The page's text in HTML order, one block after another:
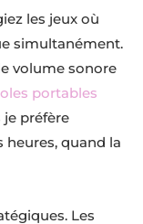
les jeux où
simultanément.
volume sonore
portables
je préfère
heures, quand la
Les